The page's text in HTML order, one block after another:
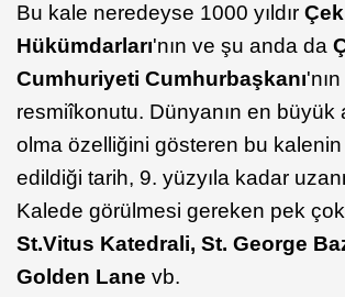
Bu kale neredeyse 1000 yıldır Çek
Hükümdarları'nın ve şu anda da
Cumhuriyeti Cumhurbaşkanı'nın
resmiîkonutu. Dünyanın en büyük
olma özelliğini gösteren bu
edildiği tarih, 9. yüzyıla kadar
Kalede görülmesi gereken pek
St.Vitus Katedrali, St. George
Golden Lane vb.